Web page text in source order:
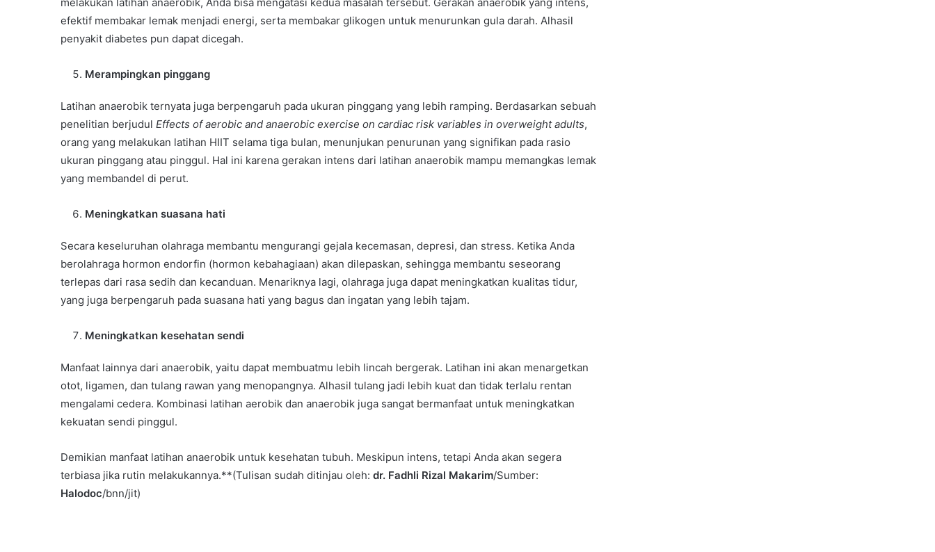
efektif membakar lemak menjadi energi, serta membakar glikogen untuk menurunkan gula darah. Alhasil
penyakit diabetes pun dapat dicegah.
Merampingkan pinggang
Latihan anaerobik ternyata juga berpengaruh pada ukuran pinggang yang lebih ramping. Berdasarkan sebuah
penelitian berjudul Effects of aerobic and anaerobic exercise on cardiac risk variables in overweight adults,
orang yang melakukan latihan HIIT selama tiga bulan, menunjukan penurunan yang signifikan pada rasio
ukuran pinggang atau pinggul. Hal ini karena gerakan intens dari latihan anaerobik mampu memangkas lemak
yang membandel di perut.
Meningkatkan suasana hati
Secara keseluruhan olahraga membantu mengurangi gejala kecemasan, depresi, dan stress. Ketika Anda
berolahraga hormon endorfin (hormon kebahagiaan) akan dilepaskan, sehingga membantu seseorang
terlepas dari rasa sedih dan kecanduan. Menariknya lagi, olahraga juga dapat meningkatkan kualitas tidur,
yang juga berpengaruh pada suasana hati yang bagus dan ingatan yang lebih tajam.
Meningkatkan kesehatan sendi
Manfaat lainnya dari anaerobik, yaitu dapat membuatmu lebih lincah bergerak. Latihan ini akan menargetkan
otot, ligamen, dan tulang rawan yang menopangnya. Alhasil tulang jadi lebih kuat dan tidak terlalu rentan
mengalami cedera. Kombinasi latihan aerobik dan anaerobik juga sangat bermanfaat untuk meningkatkan
kekuatan sendi pinggul.
Demikian manfaat latihan anaerobik untuk kesehatan tubuh. Meskipun intens, tetapi Anda akan segera
terbiasa jika rutin melakukannya.**(Tulisan sudah ditinjau oleh: dr. Fadhli Rizal Makarim/Sumber:
Halodoc/bnn/jit)